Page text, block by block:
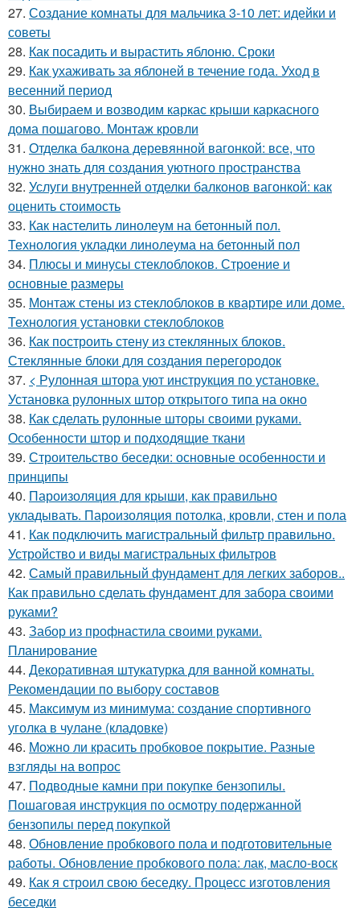
27. Создание комнаты для мальчика 3-10 лет: идейки и
советы
28. Как посадить и вырастить яблоню. Сроки
29. Как ухаживать за яблоней в течение года. Уход в
весенний период
30. Выбираем и возводим каркас крыши каркасного
дома пошагово. Монтаж кровли
31. Отделка балкона деревянной вагонкой: все, что
нужно знать для создания уютного пространства
32. Услуги внутренней отделки балконов вагонкой: как
оценить стоимость
33. Как настелить линолеум на бетонный пол.
Технология укладки линолеума на бетонный пол
34. Плюсы и минусы стеклоблоков. Строение и
основные размеры
35. Монтаж стены из стеклоблоков в квартире или доме.
Технология установки стеклоблоков
36. Как построить стену из стеклянных блоков.
Стеклянные блоки для создания перегородок
37. < Рулонная штора уют инструкция по установке.
Установка рулонных штор открытого типа на окно
38. Как сделать рулонные шторы своими руками.
Особенности штор и подходящие ткани
39. Строительство беседки: основные особенности и
принципы
40. Пароизоляция для крыши, как правильно
укладывать. Пароизоляция потолка, кровли, стен и пола
41. Как подключить магистральный фильтр правильно.
Устройство и виды магистральных фильтров
42. Самый правильный фундамент для легких заборов..
Как правильно сделать фундамент для забора своими
руками?
43. Забор из профнастила своими руками.
Планирование
44. Декоративная штукатурка для ванной комнаты.
Рекомендации по выбору составов
45. Максимум из минимума: создание спортивного
уголка в чулане (кладовке)
46. Можно ли красить пробковое покрытие. Разные
взгляды на вопрос
47. Подводные камни при покупке бензопилы.
Пошаговая инструкция по осмотру подержанной
бензопилы перед покупкой
48. Обновление пробкового пола и подготовительные
работы. Обновление пробкового пола: лак, масло-воск
49. Как я строил свою беседку. Процесс изготовления
беседки